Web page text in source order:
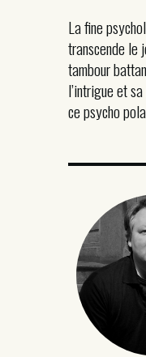
La fine
transcende le
tambour
l’intrigue et
ce psycho